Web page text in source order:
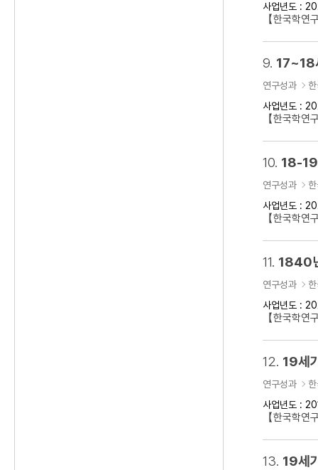
사업년도 :
【한국학
9. 17~18
연구성과
사업년도 :
【한국학
10. 18-19
연구성과
사업년도 :
【한국학
11. 1840
연구성과
사업년도 :
【한국학
12. 19세
연구성과
사업년도 :
【한국학
13. 19세